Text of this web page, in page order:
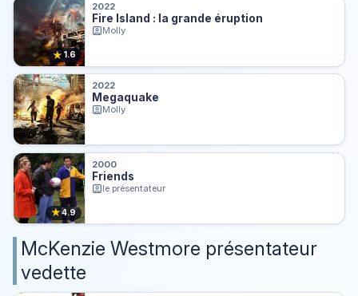
★1.6
2022
Fire Island : la grande éruption
Molly
2022
Megaquake
Molly
★4.9
2000
Friends
le présentateur
McKenzie Westmore présentateur
vedette